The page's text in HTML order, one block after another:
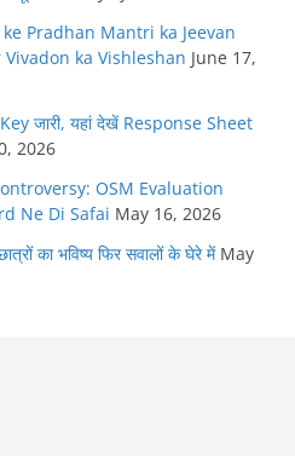
Pradhan Mantri ka Jeevan
ka Vishleshan June 17,
जारी, यहां देखें Response Sheet
2026
OSM Evaluation
Ne Di Safai May 16, 2026
का भविष्य फिर सवालों के घेरे में May